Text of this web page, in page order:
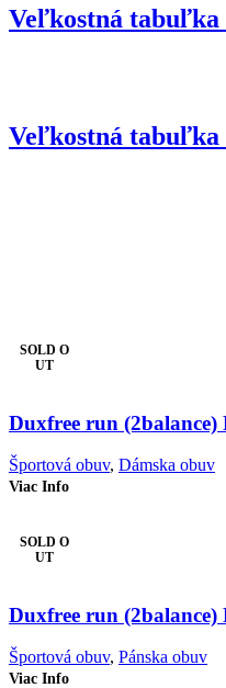
Veľkostná tabuľka
Veľkostná
SOLD O
UT
Duxfree run (2balance)
Športová obuv, Dámska obuv
Viac Info
SOLD O
UT
Duxfree run (2balance)
Športová obuv, Pánska obuv
Viac Info